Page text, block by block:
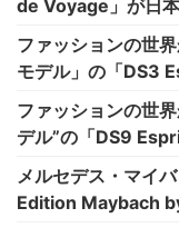
de Voyage」が日
ファッションの世
モデル」の「DS3
ファッションの世
デル”の「DS9
メルセデス・マイ
Edition Maybach